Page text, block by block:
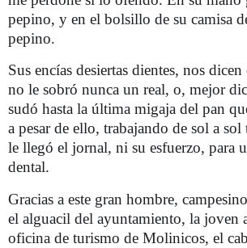
pepino, y en el bolsillo de su camisa
pepino.
Sus encías desiertas dientes, nos
no le sobró nunca un real, o, mejor
sudó hasta la última migaja del pan
a pesar de ello, trabajando de sol a
le llegó el jornal, ni su esfuerzo, para
dental.
Gracias a este gran hombre,
el alguacil del ayuntamiento, la joven
oficina de turismo de Molinicos, el